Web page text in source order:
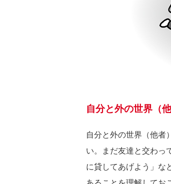
自分と外の世界（
自分と外の世界（他者
い。まだ友達と交わっ
に貸してあげよう」な